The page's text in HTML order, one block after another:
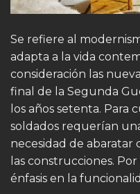
Se refiere al
adapta a la vida
consideración las
final de la Segunda
los años setenta. Para
soldados requerían
necesidad de abaratar
las construcciones.
énfasis en la